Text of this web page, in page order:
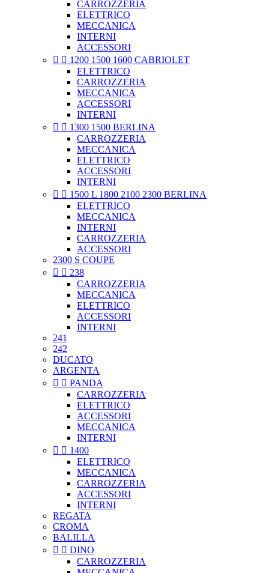
CARROZZERIA
ELETTRICO
MECCANICA
INTERNI
ACCESSORI
  1200 1500 1600 CABRIOLET
ELETTRICO
CARROZZERIA
MECCANICA
ACCESSORI
INTERNI
  1300 1500 BERLINA
CARROZZERIA
MECCANICA
ELETTRICO
ACCESSORI
INTERNI
  1500 L 1800 2100 2300 BERLINA
ELETTRICO
MECCANICA
INTERNI
CARROZZERIA
ACCESSORI
2300 S COUPE
  238
CARROZZERIA
MECCANICA
ELETTRICO
ACCESSORI
INTERNI
241
242
DUCATO
ARGENTA
  PANDA
CARROZZERIA
ELETTRICO
ACCESSORI
MECCANICA
INTERNI
  1400
ELETTRICO
MECCANICA
CARROZZERIA
ACCESSORI
INTERNI
REGATA
CROMA
BALILLA
  DINO
CARROZZERIA